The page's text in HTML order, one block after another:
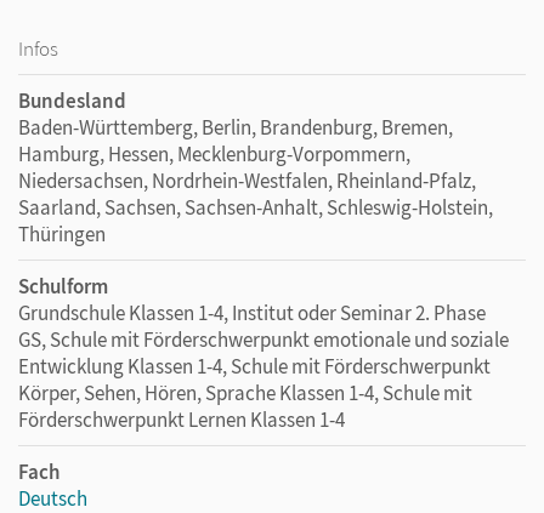
Infos
Bundesland
Baden-Württemberg, Berlin, Brandenburg, Bremen,
Hamburg, Hessen, Mecklenburg-Vorpommern,
Niedersachsen, Nordrhein-Westfalen, Rheinland-Pfalz,
Saarland, Sachsen, Sachsen-Anhalt, Schleswig-Holstein,
Thüringen
Schulform
Grundschule Klassen 1-4, Institut oder Seminar 2. Phase
GS, Schule mit Förderschwerpunkt emotionale und soziale
Entwicklung Klassen 1-4, Schule mit Förderschwerpunkt
Körper, Sehen, Hören, Sprache Klassen 1-4, Schule mit
Förderschwerpunkt Lernen Klassen 1-4
Fach
Deutsch